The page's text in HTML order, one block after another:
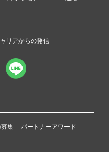
リアからの発信
集 パートナーアワード